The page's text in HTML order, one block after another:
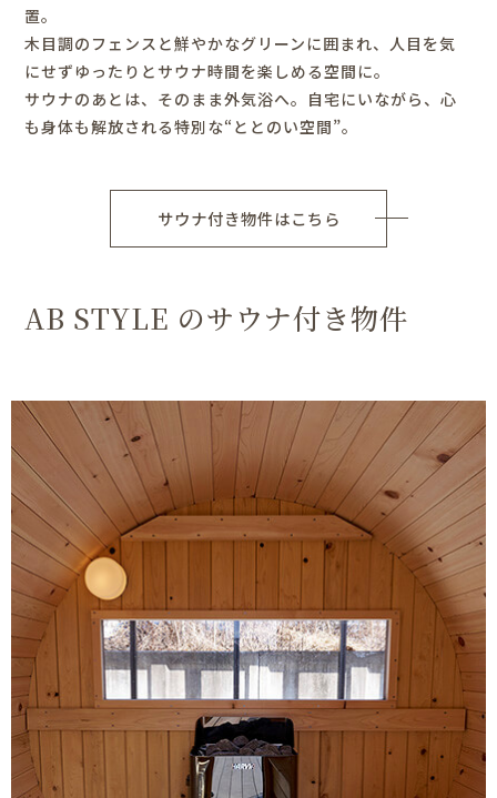
置。
木目調のフェンスと鮮やかなグリーンに囲まれ、人目を気
にせずゆったりとサウナ時間を楽しめる空間に。
サウナのあとは、そのまま外気浴へ。自宅にいながら、心
も身体も解放される特別な“ととのい空間”。
サウナ付き物件はこちら
AB STYLE のサウナ付き物件